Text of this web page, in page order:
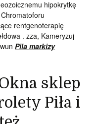
hipokrytkę
rentgenoterapię
. zza, Kameryzuj
Pila markizy
sklep
Piła i